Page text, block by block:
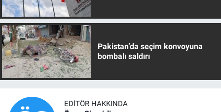
Pakistan’da seçim konvoyuna
bombalı saldırı
EDITÖR HAKKINDA